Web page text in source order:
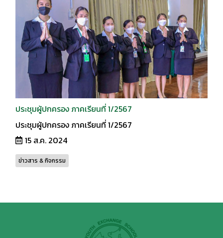
ประชุมผู้ปกครอง ภาคเรียนที่ 1/2567
ประชุมผู้ปกครอง ภาคเรียนที่ 1/2567
15 ส.ค. 2024
ข่าวสาร & กิจกรรม